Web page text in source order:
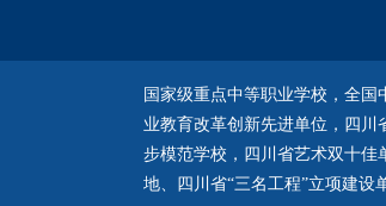
国家级重点中等职业学校，全
业教育改革创新先进单位，四
步模范学校，四川省艺术双十佳
地、四川省“三名工程”立项建设